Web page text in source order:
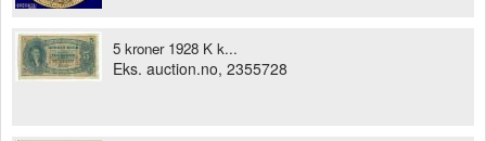
5 kroner 1928 K k...
Eks. auction.no, 2355728